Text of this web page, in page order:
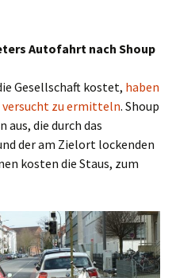
Autofahrt nach Shoup
Gesellschaft kostet, haben
zu ermitteln. Shoup
die durch das
der am Zielort lockenden
kosten die Staus, zum